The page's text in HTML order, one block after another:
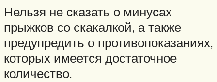
Нельзя не сказать о минусах
прыжков со скакалкой, а также
предупредить о противопоказаниях,
которых имеется достаточное
количество.